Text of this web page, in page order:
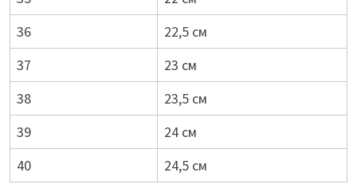
36
22,5 см
37
23 см
38
23,5 см
39
24 см
40
24,5 см